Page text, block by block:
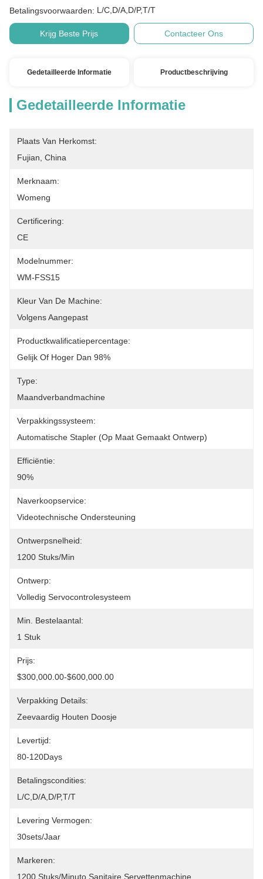
Betalingsvoorwaarden: L/C,D/A,D/P,T/T
Krijg Beste Prijs Contacteer Ons
Gedetailleerde Informatie Productbeschrijving
Gedetailleerde Informatie
Plaats Van Herkomst:
Fujian, China
Merknaam:
Womeng
Certificering:
CE
Modelnummer:
WM-FSS15
Kleur Van De Machine:
Volgens Aangepast
Productkwalificatiepercentage:
Gelijk Of Hoger Dan 98%
Type:
Maandverbandmachine
Verpakkingssysteem:
Automatische Stapler (op Maat Gemaakt Ontwerp)
Efficiëntie:
90%
Naverkoopservice:
Videotechnische Ondersteuning
Ontwerpsnelheid:
1200 Stuks/min
Ontwerp:
Volledig Servocontrolesysteem
Min. Bestelaantal:
1 Stuk
Prijs:
$300,000.00-$600,000.00
Verpakking Details:
Zeevaardig Houten Doosje
Levertijd:
80-120Days
Betalingscondities:
L/C,D/A,D/P,T/T
Levering Vermogen:
30sets/jaar
Markeren:
1200 Stuks/minuto Sanitaire Servettenmachine